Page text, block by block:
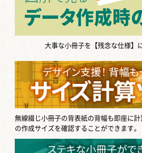
大事な小冊子を【残念な仕様】
無線綴じ小冊子の背表紙の背幅も即座に
の作成サイズを確認することができます。